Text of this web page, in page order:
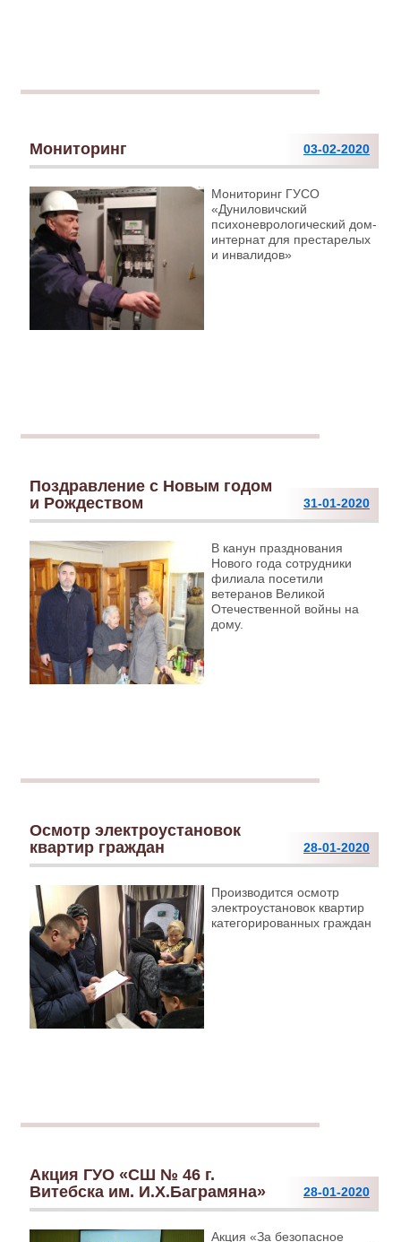
Мониторинг 03-02-2020
Мониторинг ГУСО
«Дуниловичский
психоневрологический дом-
интернат для престарелых
и инвалидов»
Поздравление с Новым годом
и Рождеством
31-01-2020
В канун празднования
Нового года сотрудники
филиала посетили
ветеранов Великой
Отечественной войны на
дому.
Осмотр электроустановок
квартир граждан
28-01-2020
Производится осмотр
электроустановок квартир
категорированных граждан
Акция ГУО «СШ № 46 г.
Витебска им. И.Х.Баграмяна»
28-01-2020
Акция «За безопасное